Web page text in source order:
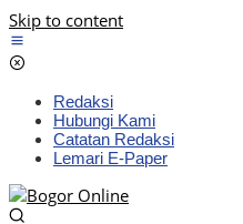
Skip to content
Redaksi
Hubungi Kami
Catatan Redaksi
Lemari E-Paper